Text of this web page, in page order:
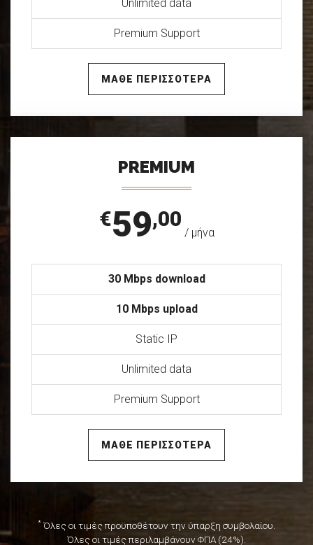
Unlimited data
Premium Support
ΜΑΘΕ ΠΕΡΙΣΣΟΤΕΡΑ
PREMIUM
€59,00
/ μήνα
30 Mbps download
10 Mbps upload
Static IP
Unlimited data
Premium Support
ΜΑΘΕ ΠΕΡΙΣΣΟΤΕΡΑ
* Όλες οι τιμές προϋποθέτουν την ύπαρξη συμβολαίου.
Όλες οι τιμές περιλαμβάνουν ΦΠΑ (24%).